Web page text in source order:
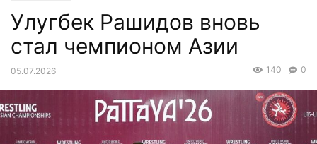
Улугбек Рашидов вновь
стал чемпионом Азии
05.07.2026 0
140